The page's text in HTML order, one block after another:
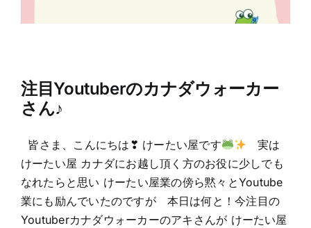
注目Youtuberのカナダウォーカー
さん♪
皆さま、こんにちは❣ けーたい屋です
実は
けーたい屋 カナダにお越し頂く方のお役に少しでも
なれたらと思い けーたい屋業の傍ら黙々とYoutube
業にも励んでいたのですが 本日は何と！今注目の
Youtuberカナダウォーカーのアキさんが けーたい屋